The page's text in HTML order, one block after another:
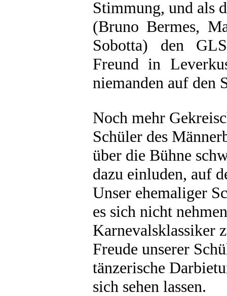
Stimmung, und als
(Bruno Bermes,
Sobotta) den
Freund in
niemanden auf den
Noch mehr
Schüler des
über die Bühne
dazu einluden, auf
Unser ehemaliger
es sich nicht
Karnevalsklassiker
Freude unserer
tänzerische
sich sehen lassen.